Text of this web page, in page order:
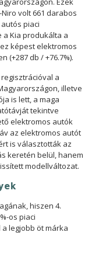
volt 661 darabos
piaci
Kia produkálta a
képest elektromos
(+287 db / +76.7%).
a
illetve
is lett, a maga
tekintve
elektromos autók
az elektromos autót
is választották az
keretén belül, hanem
modellváltozat.
hiszen 4.
os piaci
legjobb öt márka